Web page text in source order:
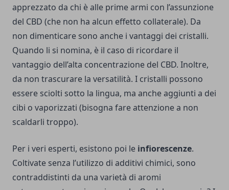
apprezzato da chi è alle prime armi con l’assunzione
del CBD (che non ha alcun effetto collaterale). Da
non dimenticare sono anche i vantaggi dei cristalli.
Quando li si nomina, è il caso di ricordare il
vantaggio dell’alta concentrazione del CBD. Inoltre,
da non trascurare la versatilità. I cristalli possono
essere sciolti sotto la lingua, ma anche aggiunti a dei
cibi o vaporizzati (bisogna fare attenzione a non
scaldarli troppo).
Per i veri esperti, esistono poi le infiorescenze.
Coltivate senza l’utilizzo di additivi chimici, sono
contraddistinti da una varietà di aromi